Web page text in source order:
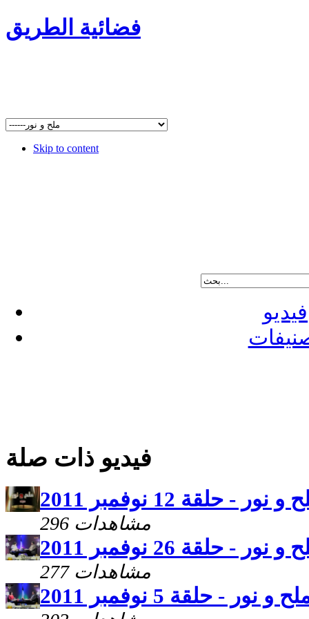
فضائية الطريق
Skip to content
فيديو
فيديو ذات صلة
نور - حلقة 12 نوفمبر 2011
296 مشاهدات
نور - حلقة 26 نوفمبر 2011
277 مشاهدات
و نور - حلقة 5 نوفمبر 2011